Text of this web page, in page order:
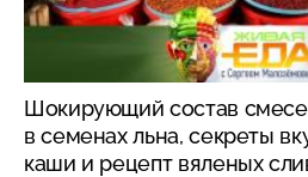
Шокирующий состав
в семенах льна, секреты
каши и рецепт вяленых